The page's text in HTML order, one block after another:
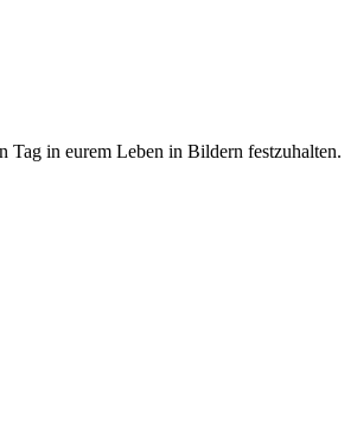
Tag in eurem Leben in Bildern festzuhalten.